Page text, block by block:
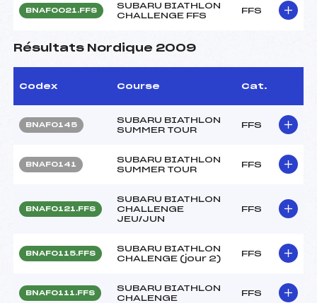
BNAF0021.FFS
SUBARU BIATHLON
CHALLENGE FFS
FFS
Résultats Nordique 2009
Codex Course Cat.
BNAF0145
SUBARU BIATHLON
SUMMER TOUR
FFS
BNAF0141
SUBARU BIATHLON
SUMMER TOUR
FFS
BNAF0121.FFS
SUBARU BIATHLON
CHALLENGE
JEU/JUN
FFS
BNAF0115.FFS
SUBARU BIATHLON
CHALENGE (jour 2)
FFS
BNAF0111.FFS
SUBARU BIATHLON
CHALENGE
FFS